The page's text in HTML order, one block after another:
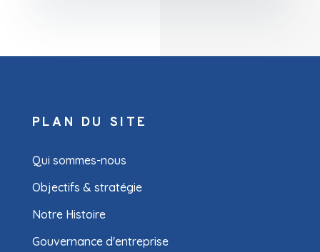
PLAN DU SITE
Qui sommes-nous
Objectifs & stratégie
Notre Histoire
Gouvernance d'entreprise